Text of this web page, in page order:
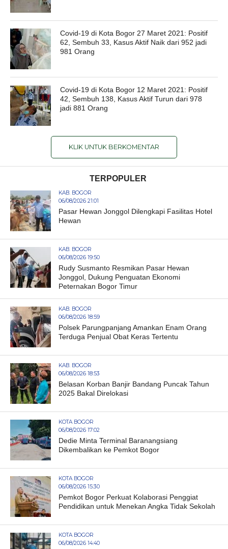
Covid-19 di Kota Bogor 27 Maret 2021: Positif
62, Sembuh 33, Kasus Aktif Naik dari 952 jadi
981 Orang
Covid-19 di Kota Bogor 12 Maret 2021: Positif
42, Sembuh 138, Kasus Aktif Turun dari 978
jadi 881 Orang
KLIK UNTUK BERKOMENTAR
TERPOPULER
KAB. BOGOR
06/08/2026 21:01
Pasar Hewan Jonggol Dilengkapi Fasilitas Hotel
Hewan
KAB. BOGOR
06/08/2026 19:50
Rudy Susmanto Resmikan Pasar Hewan
Jonggol, Dukung Penguatan Ekonomi
Peternakan Bogor Timur
KAB. BOGOR
06/08/2026 18:59
Polsek Parungpanjang Amankan Enam Orang
Terduga Penjual Obat Keras Tertentu
KAB. BOGOR
06/08/2026 18:53
Belasan Korban Banjir Bandang Puncak Tahun
2025 Bakal Direlokasi
KOTA BOGOR
06/08/2026 17:02
Dedie Minta Terminal Baranangsiang
Dikembalikan ke Pemkot Bogor
KOTA BOGOR
06/08/2026 15:30
Pemkot Bogor Perkuat Kolaborasi Penggiat
Pendidikan untuk Menekan Angka Tidak Sekolah
KOTA BOGOR
06/08/2026 14:40